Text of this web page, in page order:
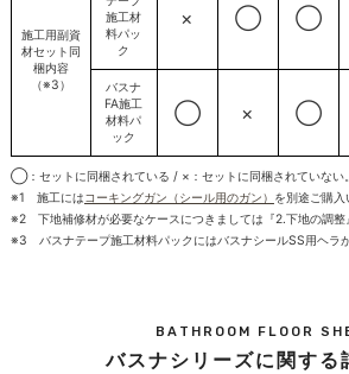
施工用副資
材セット同
梱内容
（※3）
施工材
料パッ
ク
× ◯ ◯
バスナ
FA施工
材料パ
ック
◯ × ◯
◯：セットに同梱されている / ×：セットに同梱されていない。
※1 施工にはコーキングガン（シール用のガン） を別途ご購入
※2 下地補修材が必要なケースにつきましては『2.下地の調整
※3 バスナテープ施工材料パックにはバスナシールSS用ヘラが
BATHROOM FLOOR
バスナシリーズに関する